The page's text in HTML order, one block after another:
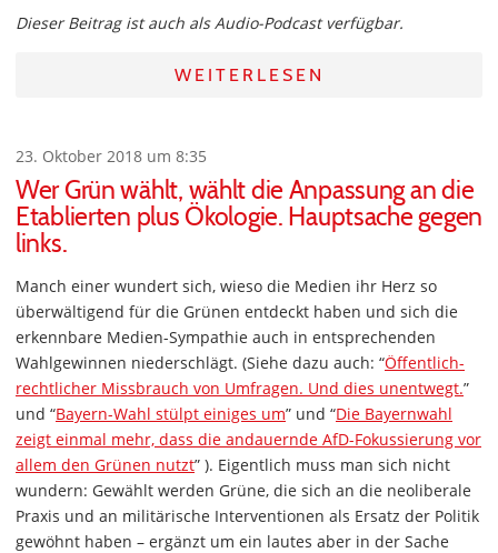
Dieser Beitrag ist auch als Audio-Podcast verfügbar.
WEITERLESEN
23. Oktober 2018 um 8:35
Wer Grün wählt, wählt die Anpassung an die
Etablierten plus Ökologie. Hauptsache gegen
links.
Manch einer wundert sich, wieso die Medien ihr Herz so
überwältigend für die Grünen entdeckt haben und sich die
erkennbare Medien-Sympathie auch in entsprechenden
Wahlgewinnen niederschlägt. (Siehe dazu auch: “Öffentlich-
rechtlicher Missbrauch von Umfragen. Und dies unentwegt.”
und “Bayern-Wahl stülpt einiges um” und “Die Bayernwahl
zeigt einmal mehr, dass die andauernde AfD-Fokussierung vor
allem den Grünen nutzt” ). Eigentlich muss man sich nicht
wundern: Gewählt werden Grüne, die sich an die neoliberale
Praxis und an militärische Interventionen als Ersatz der Politik
gewöhnt haben – ergänzt um ein lautes aber in der Sache